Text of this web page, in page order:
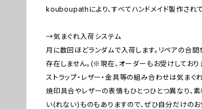
kouboupathにより、すべてハンドメイド製作されて
→気まぐれ入荷システム
月に数回ほどランダムで入荷します。リペアの合
存在しません。(※現在、オーダーもお受けしており
ストラップ・レザー・金具等の組み合わせは気まぐ
焼印具合やレザーの表情もひとつひとつ異なり、
い(れない)ものもありますので、ぜひ自分だけのお